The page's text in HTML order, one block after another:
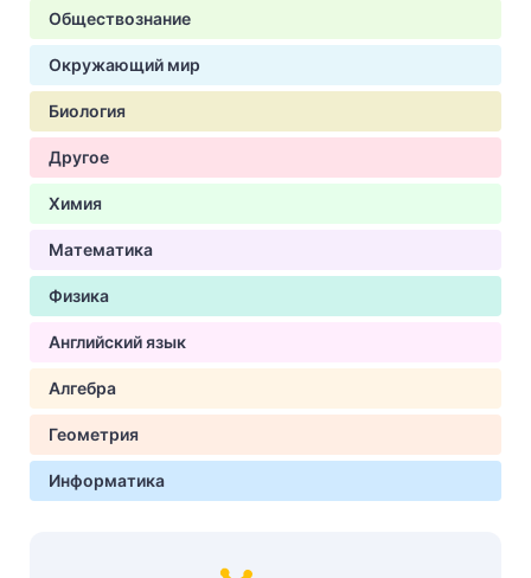
Обществознание
Окружающий мир
Биология
Другое
Химия
Математика
Физика
Английский язык
Алгебра
Геометрия
Информатика